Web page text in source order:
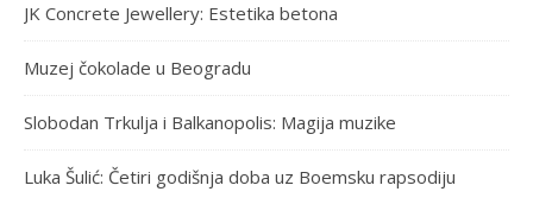
JK Concrete Jewellery: Estetika betona
Muzej čokolade u Beogradu
Slobodan Trkulja i Balkanopolis: Magija muzike
Luka Šulić: Četiri godišnja doba uz Boemsku rapsodiju